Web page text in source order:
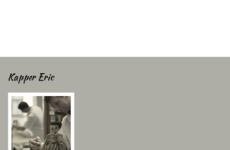
Kapper Eric